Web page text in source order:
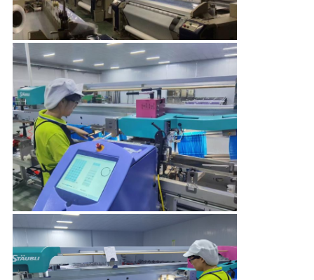
ΜΑΣ
ΕΛΆΤΕ
ΣΕ
ΕΠΑΦΉ
ΜΕ
ΕΙΔΉΣΕΙΣ
ΠΕΡΙΠΤΏΣΕΙΣ
COMPANY
NEWS